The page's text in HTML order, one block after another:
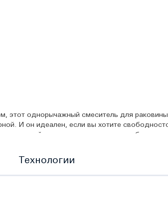
однорычажный смеситель для
И он идеален, если вы хотите
водой осуществляется плавно и без
излив смесителя можно
Технологии